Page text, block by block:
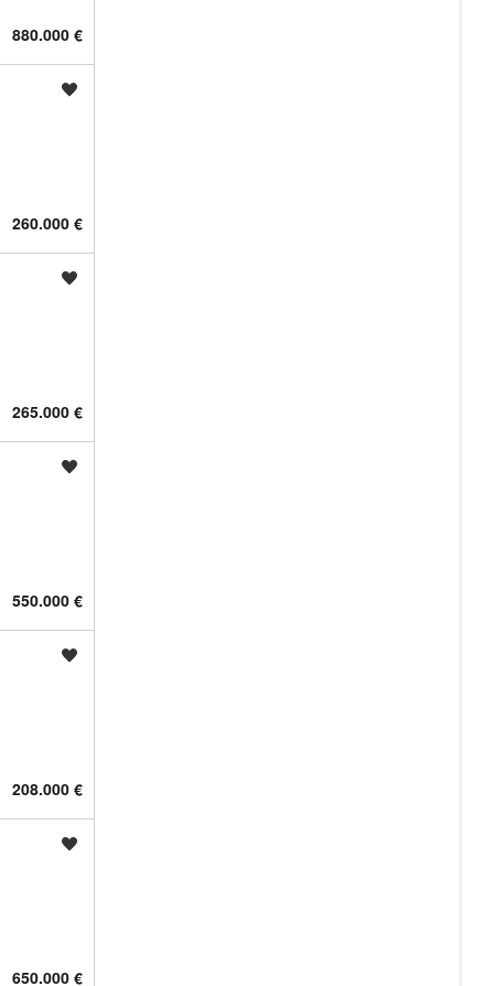
880.000 €
260.000 €
265.000 €
550.000 €
208.000 €
650.000 €